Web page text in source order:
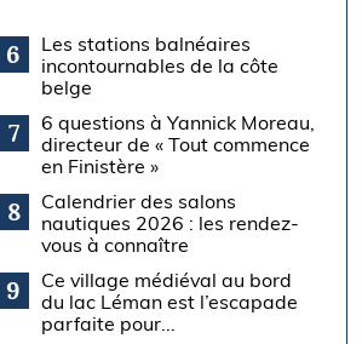
6
Les stations balnéaires
incontournables de la côte
belge
7
6 questions à Yannick Moreau,
directeur de « Tout commence
en Finistère »
8
Calendrier des salons
nautiques 2026 : les rendez-
vous à connaître
9
Ce village médiéval au bord
du lac Léman est l’escapade
parfaite pour...